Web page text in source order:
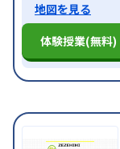
地図を見る
体験授業(無料)